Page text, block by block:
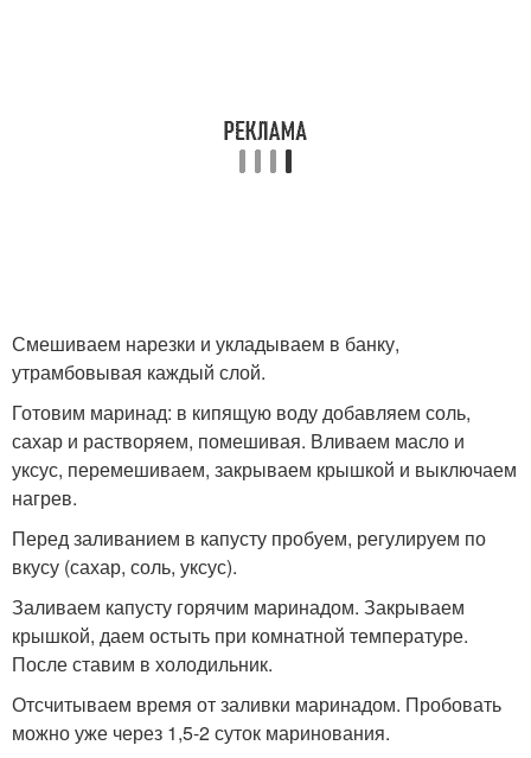
Смешиваем нарезки и укладываем в банку,
утрамбовывая каждый слой.
Готовим маринад: в кипящую воду добавляем соль,
сахар и растворяем, помешивая. Вливаем масло и
уксус, перемешиваем, закрываем крышкой и выключаем
нагрев.
Перед заливанием в капусту пробуем, регулируем по
вкусу (сахар, соль, уксус).
Заливаем капусту горячим маринадом. Закрываем
крышкой, даем остыть при комнатной температуре.
После ставим в холодильник.
Отсчитываем время от заливки маринадом. Пробовать
можно уже через 1,5-2 суток маринования.